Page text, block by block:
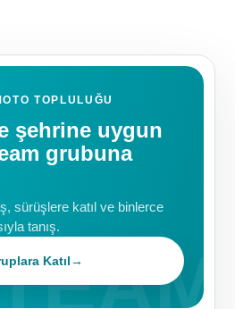
TOPLULUĞU
şehrine uygun
grubuna
sürüşlere katıl ve binlerce
tanış.
Katıl→